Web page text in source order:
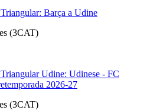
Barça a Udine
(3CAT)
Udine: Udinese - FC
2026-27
(3CAT)